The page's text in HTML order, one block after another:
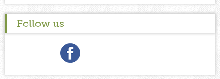
Follow us